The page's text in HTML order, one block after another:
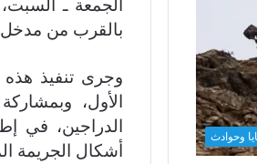
الجمعة ـ
بالقرب من مدخل
وجرى تنفيذ هذه
الأول،
الدراجين، في
أشكال الجريمة
وحوادث